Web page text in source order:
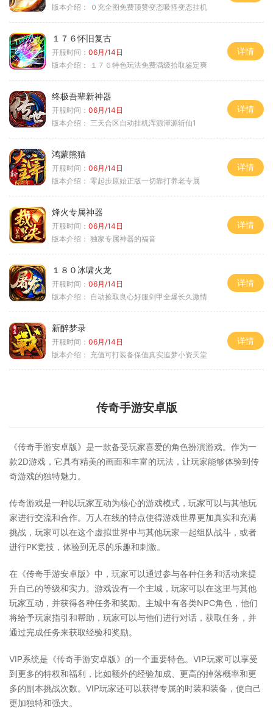
版本介绍：
０充全图免费顶赞变态吸怪变态挂机
１７６怀旧复古
开服时间： 06月/14日
版本介绍：
１７６特色玩法免费满级拾取鉴定爽
详情
终极吾辈新神器
开服时间： 06月/14日
版本介绍： 三天合区自动挂机浑源渾源斩仙1
详情
鸿蒙熊猫
开服时间： 06月/14日
版本介绍： 零起步原始正版一切靠打养老专属
详情
烽火专属神器
开服时间： 06月/14日
版本介绍： 独家专属神器的福音
详情
１８０冰啸火龙
开服时间： 06月/14日
版本介绍： 自动捡取良心好服剑甲全爆长久激情
详情
新醉梦录
开服时间： 06月/14日
版本介绍： 充值可打装备保值真实追梦小资天堂
详情
传奇手游安卓版
《传奇手游安卓版》是一款备受玩家喜爱的角色扮演游戏。作为一
款2D游戏，它具有精美的画面和丰富的玩法，让玩家能够体验到传
奇游戏的独特魅力。
传奇游戏是一种以玩家互动为核心的游戏模式，玩家可以与其他玩
家进行交流和合作。万人在线的特点使得游戏世界更加真实和充满
挑战，玩家可以在这个虚拟世界中与其他玩家一起组队战斗，或者
进行PK竞技，体验到无尽的乐趣和刺激。
在《传奇手游安卓版》中，玩家可以通过参与各种任务和活动来提
升自己的等级和实力。游戏设有一个主城，玩家可以在这里与其他
玩家互动，并获得各种任务和奖励。主城中有各类NPC角色，他们
将给予玩家指引和帮助，玩家可以与他们进行对话，获取任务，并
通过完成任务来获取经验和奖励。
VIP系统是《传奇手游安卓版》的一个重要特色。VIP玩家可以享受
到更多的特权和福利，比如额外的经验加成、更高的掉落概率和更
多的副本挑战次数。VIP玩家还可以获得专属的时装和装备，使自己
更加独特和强大。